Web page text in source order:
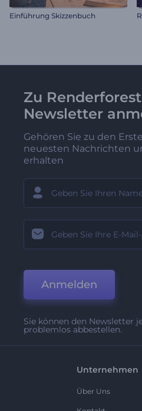
Einführung Skizzenbuch
Zu
Newsletter
Gehören Sie zu den
neuesten Nachrichten
erhalten
Anmelden
Sie können den Newsletter
problemlos abbestellen.
Unternehmen
Über Uns